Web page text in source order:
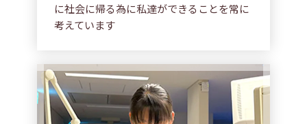
に社会に帰る為に私達ができることを常に
考えています